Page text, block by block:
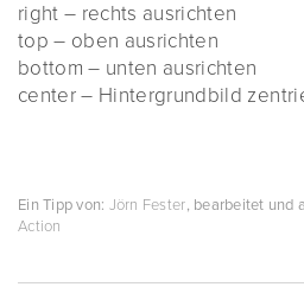
right – rechts ausrichten
top – oben ausrichten
bottom – unten ausrichten
center – Hintergrundbild
Ein Tipp von: Jörn Fester, bearbeitet und
Action